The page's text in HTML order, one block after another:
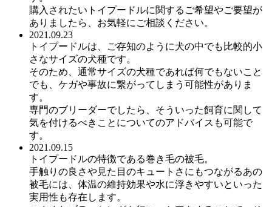
購入されたいトイプードルに関するご希望やご要望が
ありましたら、お気軽にご相談ください。
2021.09.23
トイプードルは、ご存知のように犬の中でも比較的小
さなサイズの犬種です。
そのため、通常サイズの犬種であれば何でもないこと
でも、ケガや事故に繋がってしまう可能性がありま
す。
専門のブリーダーでしたら、そういった飼育に関して
気を付けるべきことについてのアドバイスも可能で
す。
2021.09.15
トイプードルの特徴である巻き毛の被毛。
手触りの良さや見た目のキュートさにもつながるあの
被毛には、体温の維持効果や水に浮きやすいといった
実用性も存在します。